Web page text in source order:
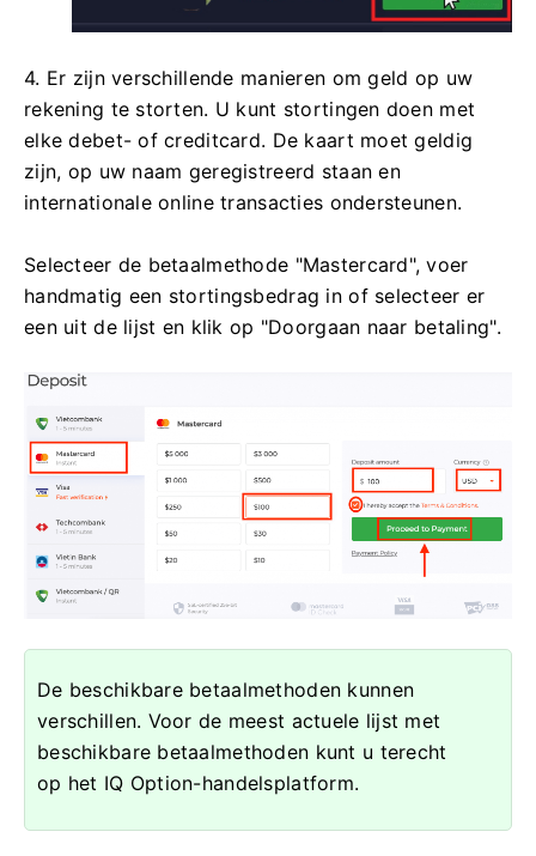
4. Er zijn verschillende manieren om geld op uw
rekening te storten. U kunt stortingen doen met
elke debet- of creditcard. De kaart moet geldig
zijn, op uw naam geregistreerd staan ​​en
internationale online transacties ondersteunen.
Selecteer de betaalmethode "Mastercard", voer
handmatig een stortingsbedrag in of selecteer er
een uit de lijst en klik op "Doorgaan naar betaling".
De beschikbare betaalmethoden kunnen
verschillen. Voor de meest actuele lijst met
beschikbare betaalmethoden kunt u terecht
op het IQ Option-handelsplatform.